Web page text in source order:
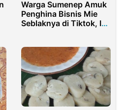
Warga Sumenep Amuk
Penghina Bisnis Mie
Seblaknya di Tiktok, Ini